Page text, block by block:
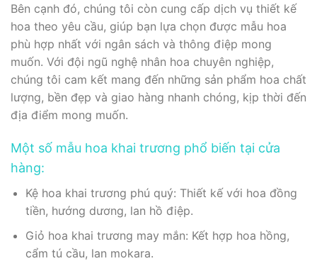
Bên cạnh đó, chúng tôi còn cung cấp dịch vụ thiết kế
hoa theo yêu cầu, giúp bạn lựa chọn được mẫu hoa
phù hợp nhất với ngân sách và thông điệp mong
muốn. Với đội ngũ nghệ nhân hoa chuyên nghiệp,
chúng tôi cam kết mang đến những sản phẩm hoa chất
lượng, bền đẹp và giao hàng nhanh chóng, kịp thời đến
địa điểm mong muốn.
Một số mẫu hoa khai trương phổ biến tại cửa
hàng:
Kệ hoa khai trương phú quý: Thiết kế với hoa đồng
tiền, hướng dương, lan hồ điệp.
Giỏ hoa khai trương may mắn: Kết hợp hoa hồng,
cẩm tú cầu, lan mokara.